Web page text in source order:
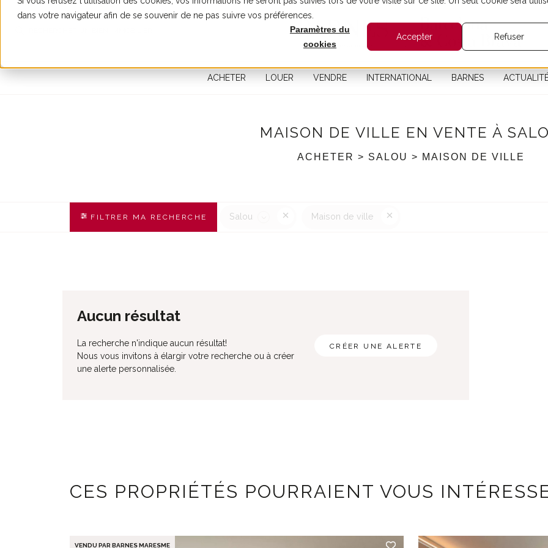
dans votre navigateur afin de se souvenir de ne pas suivre vos préférences.
Paramètres du
cookies
Accepter Refuser
ACHETER LOUER VENDRE INTERNATIONAL BARNES
MAISON DE VILLE EN VENTE À
ACHETER > SALOU > MAISON DE VILLE
FILTRER MA RECHERCHE Salou Maison de ville
Aucun résultat
La recherche n'indique aucun résultat!
Nous vous invitons à élargir votre recherche ou à créer
une alerte personnalisée.
CRÉER UNE ALERTE
CES PROPRIÉTÉS POURRAIENT VOUS
VENDU PAR BARNES MARESME